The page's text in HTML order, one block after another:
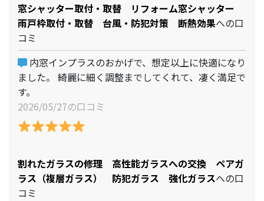
窓シャッター取付・取替 リフォーム窓シャッター
雨戸枠取付・取替 台風・防犯対策 断熱効果への口
コミ
内窓インプラスのおかげで、想定以上に快適になり
ました。 綺麗に細く調整までしてくれて、凄く満足で
す。
2026/05/27の口コミ
割れたガラスの修理 高性能ガラスへの交換 ペアガ
ラス（複層ガラス） 防犯ガラス 強化ガラスへの口
コミ